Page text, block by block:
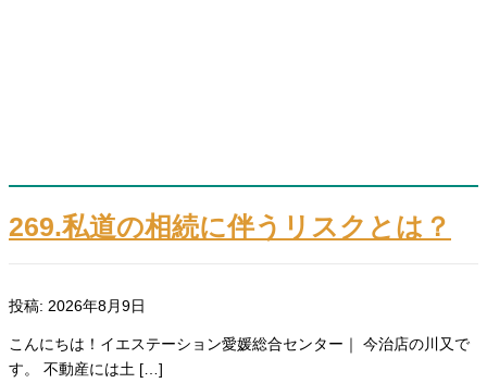
269.私道の相続に伴うリスクとは？
投稿: 2026年8月9日
こんにちは！イエステーション愛媛総合センター｜ 今治店の川又で
す。 不動産には土 […]